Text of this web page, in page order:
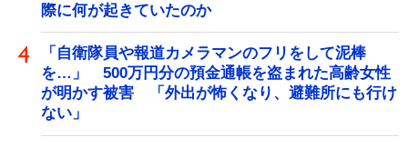
際に何が起きていたのか
「自衛隊員や報道カメラマンのフリをして泥棒
を…」 500万円分の預金通帳を盗まれた高齢女性
が明かす被害 「外出が怖くなり、避難所にも行け
ない」